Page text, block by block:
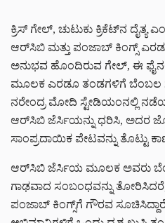
ಕ್ರಿಸ್ ಗೇಲ್, ಚುಟುಕು ಕ್ರಿಕೆಟ್‌ನ ದೈತ್ಯ
ಆರ್‌ಸಿಬಿ ಮತ್ತು ಪಂಜಾಬ್ ಕಿಂಗ್ಸ್
ಅನುಭವ ಹೊಂದಿರುವ ಗೇಲ್, ಈ
ಮೂಲಕ ಎರಡೂ ತಂಡಗಳಿಗೆ ಬೆಂಬಲ
ನರೇಂದ್ರ ಮೋದಿ ಸ್ಟೇಡಿಯಂನಲ್ಲಿ
ಆರ್‌ಸಿಬಿ ಜೆರ್ಸಿಯನ್ನು ಧರಿಸಿ, ಅದರ
ಸಾಂಪ್ರದಾಯಿಕ ಪೇಟವನ್ನು ತೊಟ್ಟು
ಆರ್‌ಸಿಬಿ ಜೆರ್ಸಿಯ ಮೂಲಕ ಅವರು
ಗಾಢವಾದ ಸಂಬಂಧವನ್ನು
ಪಂಜಾಬ್ ಕಿಂಗ್ಸ್‌ಗೆ ಗೌರವ